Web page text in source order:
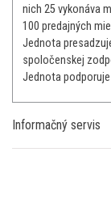
nich 25 vykonáva
100 predajných
Jednota
spoločenskej
Jednota
Informačný servis